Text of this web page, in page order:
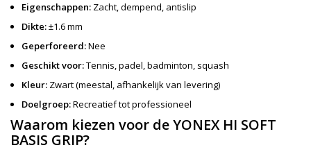
Eigenschappen: Zacht, dempend, antislip
Dikte:±1.6 mm
Geperforeerd:Nee
Geschikt voor:Tennis, padel, badminton, squash
Kleur: Zwart (meestal, afhankelijk van levering)
Doelgroep:Recreatief tot professioneel
Waarom kiezen voor de YONEX HI SOFT
BASIS GRIP?